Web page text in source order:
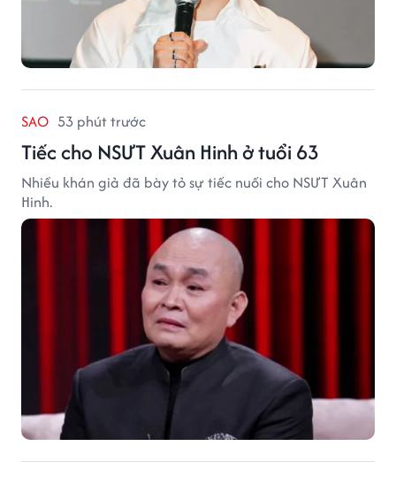
SAO 53 phút trước
Tiếc cho NSƯT Xuân Hinh ở tuổi 63
Nhiều khán giả đã bày tỏ sự tiếc nuối cho NSƯT Xuân
Hinh.